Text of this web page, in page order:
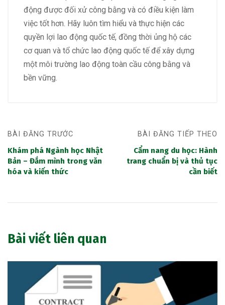
động được đối xử công bằng và có điều kiện làm
việc tốt hơn. Hãy luôn tìm hiểu và thực hiện các
quyền lợi lao động quốc tế, đồng thời ủng hộ các
cơ quan và tổ chức lao động quốc tế để xây dựng
một môi trường lao động toàn cầu công bằng và
bền vững.
BÀI ĐĂNG TRƯỚC
Khám phá Ngành học Nhật
Bản – Đắm mình trong văn
hóa và kiến thức
BÀI ĐĂNG TIẾP THEO
Cẩm nang du học: Hành
trang chuẩn bị và thủ tục
cần biết
Bài viết liên quan